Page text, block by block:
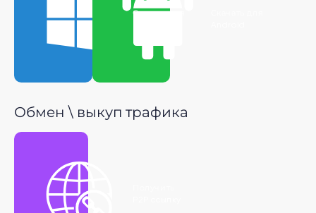
Скачать для
Обмен \ выкуп трафика